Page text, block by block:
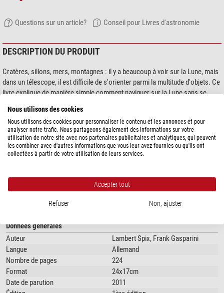
Questions sur un article? Conseil pour Livres d'astronomie
DESCRIPTION DU PRODUIT
Cratères, sillons, mers, montagnes : il y a beaucoup à voir sur la Lune, mais
dans un télescope, il est difficile de s'orienter parmi la multitude d'objets. Ce
livre explique de manière simple comment naviguer sur la Lune sans se
Dans la partie pratique, 20 circuits couvrent l'ensemble de la Lune et
montrent les plus belles formations lunaires pour les télescopes de petite et
moyenne taille. Toutes les régions lunaires particulièrement intéressantes
pour les débutants sont couvertes, tandis que des conseils d'initiés et des
lunaire supplémentaire n'est nécessaire.
SPÉCIFICATIONS
Données générales
Auteur
Lambert Spix, Frank Gasparini
Langue
Allemand
Nombre de pages
224
Format
24x17cm
Date de parution
2011
Nous utilisons des cookies
Nous utilisons des cookies pour personnaliser le contenu et les annonces et pour
analyser notre trafic. Nous partageons également des informations sur votre
utilisation de notre site avec nos partenaires publicitaires et analytiques, qui peuvent
les combiner avec d'autres informations que vous leur avez fournies ou qu'ils ont
collectées à partir de votre utilisation de leurs services.
Accepter tout
Refuser Non, ajuster